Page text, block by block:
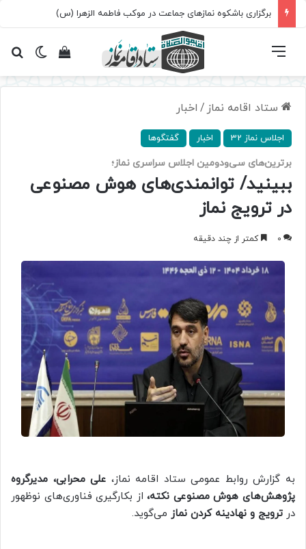
برگزاری باشکوه نمازهای جماعت در موکب فاطمه الزهرا (س)
تغییرمشاهده فهرست
ستاد اقامه نماز / اخبار
اجلاس نماز 32 اخبار گفتگوها
برترین‌های سی‌ودومین اجلاس سراسری نماز؛
ببینید/ توانمندی‌های هوش مصنوعی
در ترویج نماز
0 کمتر از چند دقیقه
به گزارش روابط عمومی ستاد اقامه نماز، علی محرابی، مدیرگروه
پژوهش‌های هوش مصنوعی نکته،از بکارگیری فناوری‌های نوظهور
در ترویج و نهادینه کردن نماز می‌گوید.